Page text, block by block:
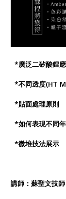
*廣泛二矽酸鋰
*不同透度(HT
*貼面處理原則
*如何表現不同
*微堆技法展示
講師：蘇聖文技